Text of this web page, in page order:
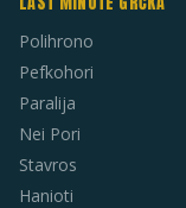
Polihrono
Pefkohori
Paralija
Nei Pori
Stavros
Hanioti